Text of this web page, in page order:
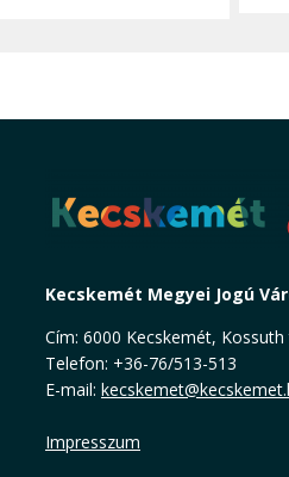
Kecskemét Megyei Jogú
Cím: 6000 Kecskemét, Kossuth
Telefon: +36-76/513-513
E-mail:
Impresszum